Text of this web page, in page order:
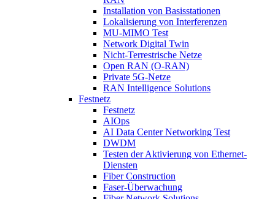
Installation von Basisstationen
Lokalisierung von Interferenzen
MU-MIMO Test
Network Digital Twin
Nicht-Terrestrische Netze
Open RAN (O-RAN)
Private 5G-Netze
RAN Intelligence Solutions
Festnetz
Festnetz
AIOps
AI Data Center Networking Test
DWDM
Testen der Aktivierung von Ethernet-
Diensten
Fiber Construction
Faser-Überwachung